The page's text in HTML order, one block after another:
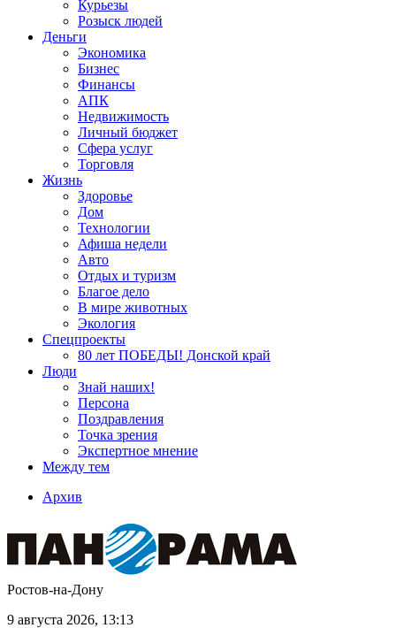
Курьезы
Розыск людей
Деньги
Экономика
Бизнес
Финансы
АПК
Недвижимость
Личный бюджет
Сфера услуг
Торговля
Жизнь
Здоровье
Дом
Технологии
Афиша недели
Авто
Отдых и туризм
Благое дело
В мире животных
Экология
Спецпроекты
80 лет ПОБЕДЫ! Донской край
Люди
Знай наших!
Персона
Поздравления
Точка зрения
Экспертное мнение
Между тем
Архив
Ростов-на-Дону
9 августа 2026, 13:13